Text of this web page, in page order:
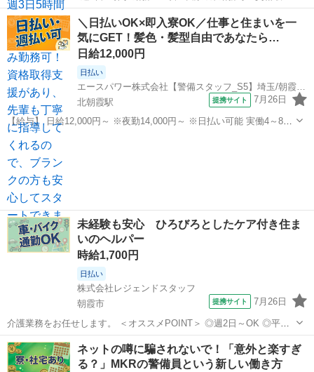
支援があり、先輩も丁寧に指導してくれるので、ブランクの方も安心
してスタートできます★ 時給： 1,600円~1,800円 アクセス：武蔵野線
北朝霞...
埼玉 朝霞市 歯科衛生士
＼日払いOK×即入寮OK／仕事と住まいを一
気にGET！髪色・髪型自由であなたら…
日給12,000円
日払い
エースパワー株式会社【警備スタッフ_S5】埼玉/朝霞エリア-001
北朝霞駅
提携サイト 7月26日
【給与】 日給12,000円～ ※夜勤14,000円～ ※日払い可能 実働4～8時
間 残業があれば別途手当支給 ☆早上がりでも日給保証☆ 【福利厚
生・待遇】 ◇雇用保険 ◇労災保険 ◇健康保険 ◇厚生年金 ◇資格手当
...
埼玉 朝霞市
未経験も安心 ひろびろとしたケア付き住ま
いのヘルパー
時給1,700円
日払い
株式会社レジェンドスタッフ
朝霞市
提携サイト 7月26日
介護業務をお任せします。 ＜オススメPOINT＞ ◎週2日～OK ◎平日
のみ・曜日固定OK ◎日勤のみ／夜勤のみ選択可 ◎残業ほぼなし 家
庭・プライベート・収入など、 希望に合わせた働き方が可能です。 ★
主婦（夫）・ブ...
埼玉 朝霞市 介護
ネットの噂に騙されないで！「意外と楽すぎ
る？」MKRの警備員という新しい働き方